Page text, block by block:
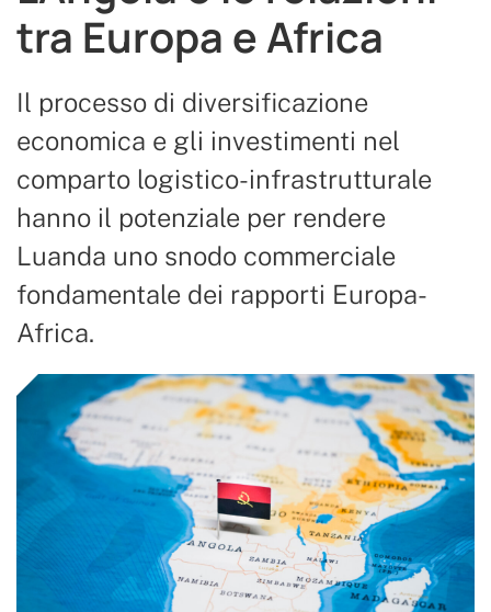
tra Europa e Africa
Il processo di diversificazione
economica e gli investimenti nel
comparto logistico-infrastrutturale
hanno il potenziale per rendere
Luanda uno snodo commerciale
fondamentale dei rapporti Europa-
Africa.